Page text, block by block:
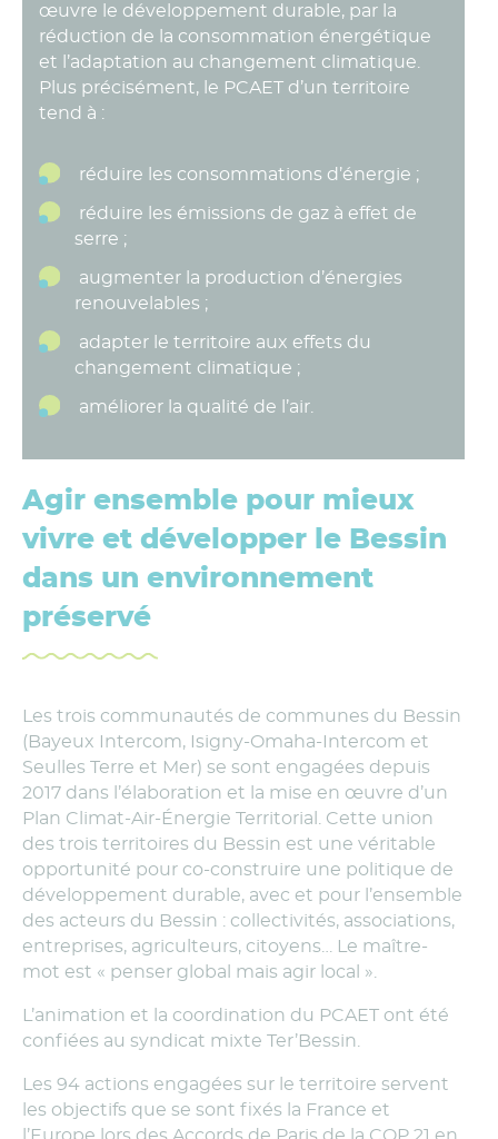
œuvre le développement durable, par la
réduction de la consommation énergétique
et l’adaptation au changement climatique.
Plus précisément, le PCAET d’un territoire
tend à :
réduire les consommations d’énergie ;
réduire les émissions de gaz à effet de
serre ;
augmenter la production d’énergies
renouvelables ;
adapter le territoire aux effets du
changement climatique ;
améliorer la qualité de l’air.
Agir ensemble pour mieux
vivre et développer le Bessin
dans un environnement
préservé
Les trois communautés de communes du Bessin
(Bayeux Intercom, Isigny-Omaha-Intercom et
Seulles Terre et Mer) se sont engagées depuis
2017 dans l’élaboration et la mise en œuvre d’un
Plan Climat-Air-Énergie Territorial. Cette union
des trois territoires du Bessin est une véritable
opportunité pour co-construire une politique de
développement durable, avec et pour l’ensemble
des acteurs du Bessin : collectivités, associations,
entreprises, agriculteurs, citoyens… Le maître-
mot est « penser global mais agir local ».
L’animation et la coordination du PCAET ont été
confiées au syndicat mixte Ter’Bessin.
Les 94 actions engagées sur le territoire servent
les objectifs que se sont fixés la France et